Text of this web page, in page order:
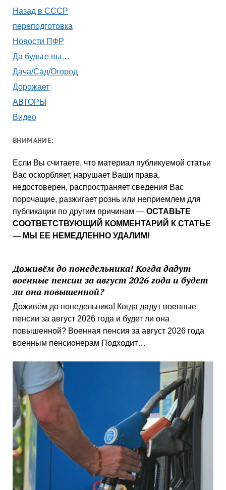
Назад в СССР
переподготовка
Новости ПФР
Да будьте вы…
Дача/Сад/Огород
Дорожает
АВТОРЫ
Видео
ВНИМАНИЕ:
Если Вы считаете, что материал публикуемой статьи
Вас оскорбляет, нарушает Ваши права,
недостоверен, распространяет сведения Вас
порочащие, разжигает рознь или неприемлем для
публикации по другим причинам — ОСТАВЬТЕ
СООТВЕТСТВУЮЩИЙ КОММЕНТАРИЙ К СТАТЬЕ
— МЫ ЕЕ НЕМЕДЛЕННО УДАЛИМ!
Доживём до понедельника! Когда дадут
военные пенсии за август 2026 года и будет
ли она повышенной?
Доживём до понедельника! Когда дадут военные
пенсии за август 2026 года и будет ли она
повышенной? Военная пенсия за август 2026 года
военным пенсионерам Подходит…